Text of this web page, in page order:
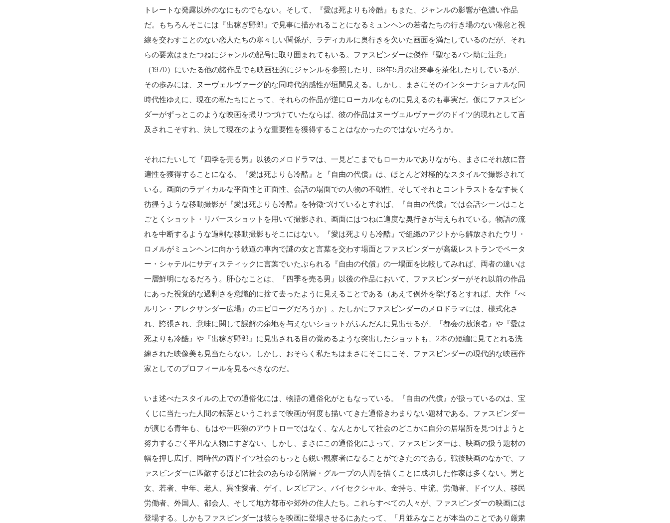
トレートな発露以外のなにものでもない。そして、『愛は死よりも冷酷』もまた、ジャンルの影響が色濃い作品
だ。もちろんそこには『出稼ぎ野郎』で見事に描かれることになるミュンヘンの若者たちの行き場のない倦怠と視
線を交わすことのない恋人たちの寒々しい関係が、ラディカルに奥行きを欠いた画面を満たしているのだが、それ
らの要素はまたつねにジャンルの記号に取り囲まれてもいる。ファスビンダーは傑作『聖なるパン助に注意』
（1970）にいたる他の諸作品でも映画狂的にジャンルを参照したり、68年5月の出来事を茶化したりしているが、
その歩みには、ヌーヴェルヴァーグ的な同時代的感性が垣間見える。しかし、まさにそのインターナショナルな同
時代性ゆえに、現在の私たちにとって、それらの作品が逆にローカルなものに見えるのも事実だ。仮にファスビン
ダーがずっとこのような映画を撮りつづけていたならば、彼の作品はヌーヴェルヴァーグのドイツ的現れとして言
及されこそすれ、決して現在のような重要性を獲得することはなかったのではないだろうか。
それにたいして『四季を売る男』以後のメロドラマは、一見どこまでもローカルでありながら、まさにそれ故に普
遍性を獲得することになる。『愛は死よりも冷酷』と『自由の代償』は、ほとんど対極的なスタイルで撮影されて
いる。画面のラディカルな平面性と正面性、会話の場面での人物の不動性、そしてそれとコントラストをなす長く
彷徨うような移動撮影が『愛は死よりも冷酷』を特徴づけているとすれば、『自由の代償』では会話シーンはこと
ごとくショット・リバースショットを用いて撮影され、画面にはつねに適度な奥行きが与えられている。物語の流
れを中断するような過剰な移動撮影もそこにはない。『愛は死よりも冷酷』で組織のアジトから解放されたウリ・
ロメルがミュンヘンに向かう鉄道の車内で謎の女と言葉を交わす場面とファスビンダーが高級レストランでペータ
ー・シャテルにサディスティックに言葉でいたぶられる『自由の代償』の一場面を比較してみれば、両者の違いは
一層鮮明になるだろう。肝心なことは、『四季を売る男』以後の作品において、ファスビンダーがそれ以前の作品
にあった視覚的な過剰さを意識的に捨て去ったように見えることである（あえて例外を挙げるとすれば、大作『べ
ルリン・アレクサンダー広場』のエピローグだろうか）。たしかにファスビンダーのメロドラマには、様式化さ
れ、誇張され、意味に関して誤解の余地を与えないショットがふんだんに見出せるが、『都会の放浪者』や『愛は
死よりも冷酷』や『出稼ぎ野郎』に見出される目の覚めるような突出したショットも、2本の短編に見てとれる洗
練された映像美も見当たらない。しかし、おそらく私たちはまさにそこにこそ、ファスビンダーの現代的な映画作
家としてのプロフィールを見るべきなのだ。
いま述べたスタイルの上での通俗化には、物語の通俗化がともなっている。『自由の代償』が扱っているのは、宝
くじに当たった人間の転落というこれまで映画が何度も描いてきた通俗きわまりない題材である。ファスビンダー
が演じる青年も、もはや一匹狼のアウトローではなく、なんとかして社会のどこかに自分の居場所を見つけようと
努力するごく平凡な人物にすぎない。しかし、まさにこの通俗化によって、ファスビンダーは、映画の扱う題材の
幅を押し広げ、同時代の西ドイツ社会のもっとも鋭い観察者になることができたのである。戦後映画のなかで、フ
ァスビンダーに匹敵するほどに社会のあらゆる階層・グループの人間を描くことに成功した作家は多くない。男と
女、若者、中年、老人、異性愛者、ゲイ、レズビアン、バイセクシャル、金持ち、中流、労働者、ドイツ人、移民
労働者、外国人、都会人、そして地方都市や郊外の住人たち。これらすべての人々が、ファスビンダーの映画には
登場する。しかもファスビンダーは彼らを映画に登場させるにあたって、「月並みなことが本当のことであり厳粛